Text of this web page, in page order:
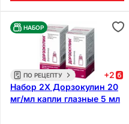
ПО РЕЦЕПТУ
НАБОР
+2
Набор 2Х Дорзокулин 20
мг/мл капли глазные 5 мл